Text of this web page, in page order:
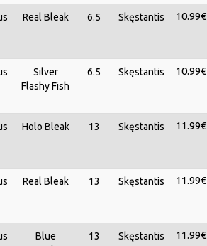
Real Bleak 6.5 Skęstantis 10.99€
Silver
Flashy Fish
6.5 Skęstantis 10.99€
Holo Bleak 13 Skęstantis 11.99€
Real Bleak 13 Skęstantis 11.99€
Blue
13 Skęstantis 11.99€